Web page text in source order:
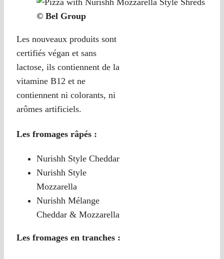
© Bel Group
Les nouveaux produits sont
certifiés végan et sans
lactose, ils contiennent de la
vitamine B12 et ne
contiennent ni colorants, ni
arômes artificiels.
Les fromages râpés :
Nurishh Style Cheddar
Nurishh Style
Mozzarella
Nurishh Mélange
Cheddar & Mozzarella
Les fromages en tranches :